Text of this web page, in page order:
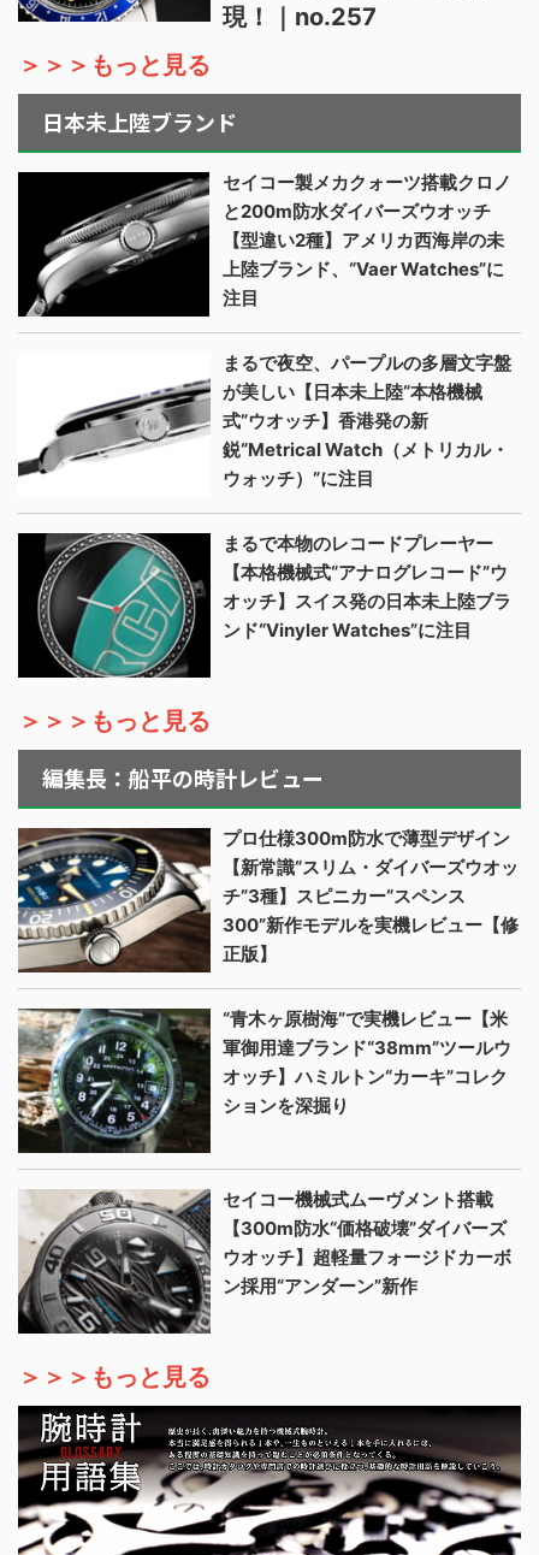
現！｜no.257
＞＞＞もっと見る
日本未上陸ブランド
セイコー製メカクォーツ搭載クロノ
と200m防水ダイバーズウオッチ
【型違い2種】アメリカ西海岸の未
上陸ブランド、“Vaer Watches”に
注目
まるで夜空、パープルの多層文字盤
が美しい【日本未上陸“本格機械
式”ウオッチ】香港発の新
鋭“Metrical Watch（メトリカル・
ウォッチ）”に注目
まるで本物のレコードプレーヤー
【本格機械式“アナログレコード”ウ
オッチ】スイス発の日本未上陸ブラ
ンド“Vinyler Watches”に注目
＞＞＞もっと見る
編集長：船平の時計レビュー
プロ仕様300m防水で薄型デザイン
【新常識“スリム・ダイバーズウオッ
チ”3種】スピニカー“スペンス
300”新作モデルを実機レビュー【修
正版】
“青木ヶ原樹海”で実機レビュー【米
軍御用達ブランド“38mm”ツールウ
オッチ】ハミルトン“カーキ”コレク
ションを深掘り
セイコー機械式ムーヴメント搭載
【300m防水“価格破壊”ダイバーズ
ウオッチ】超軽量フォージドカーボ
ン採用“アンダーン”新作
＞＞＞もっと見る